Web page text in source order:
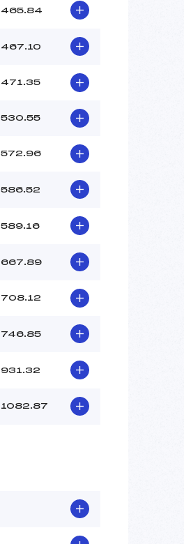
465.84
467.10
471.35
530.55
572.96
586.52
589.16
667.89
708.12
746.85
931.32
1082.87